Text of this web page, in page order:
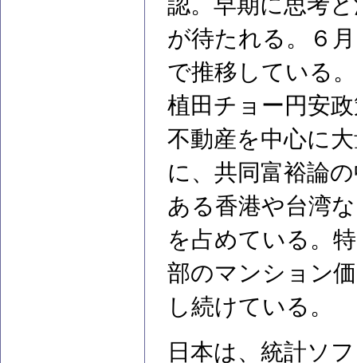
が待たれる。６
で推移している。
植田チョー円安
不動産を中心に
に、共同富裕論
ある香港や台湾
を占めている。
部のマンション
し続けている。
日本は、統計ソ